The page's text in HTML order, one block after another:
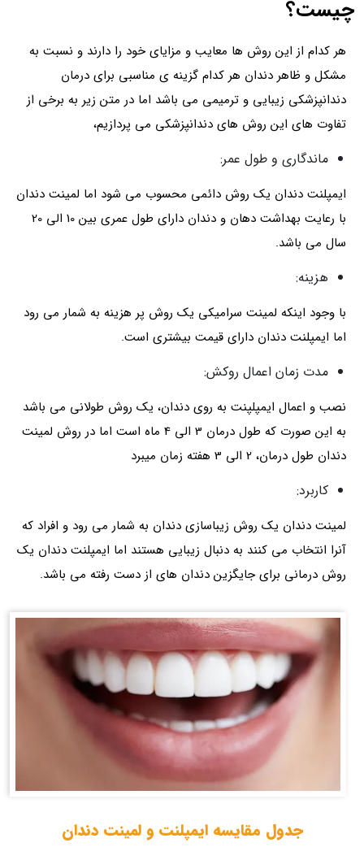
چیست؟
هر کدام از این روش ها معایب و مزایای خود را دارند و نسبت به
مشکل و ظاهر دندان هر کدام گزینه ی مناسبی برای درمان
دندانپزشکی زیبایی و ترمیمی می باشد اما در متن زیر به برخی از
تفاوت های این روش های دندانپزشکی می پردازیم،
ماندگاری و طول عمر:
ایمپلنت دندان یک روش دائمی محسوب می شود اما لمینت دندان
با رعایت بهداشت دهان و دندان دارای طول عمری بین 10 الی 20
سال می باشد.
هزینه:
با وجود اینکه لمینت سرامیکی یک روش پر هزینه به شمار می رود
اما ایمپلنت دندان دارای قیمت بیشتری است.
مدت زمان اعمال روکش:
نصب و اعمال ایمپلپنت به روی دندان، یک روش طولانی می باشد
به این صورت که طول درمان 3 الی 4 ماه است اما در روش لمینت
دندان طول درمان، 2 الی 3 هفته زمان میبرد
کاربرد:
لمینت دندان یک روش زیباسازی دندان به شمار می رود و افراد که
آنرا انتخاب می کنند به دنبال زیبایی هستند اما ایمپلنت دندان یک
روش درمانی برای جایگزین دندان های از دست رفته می باشد.
جدول مقایسه ایمپلنت و لمینت دندان